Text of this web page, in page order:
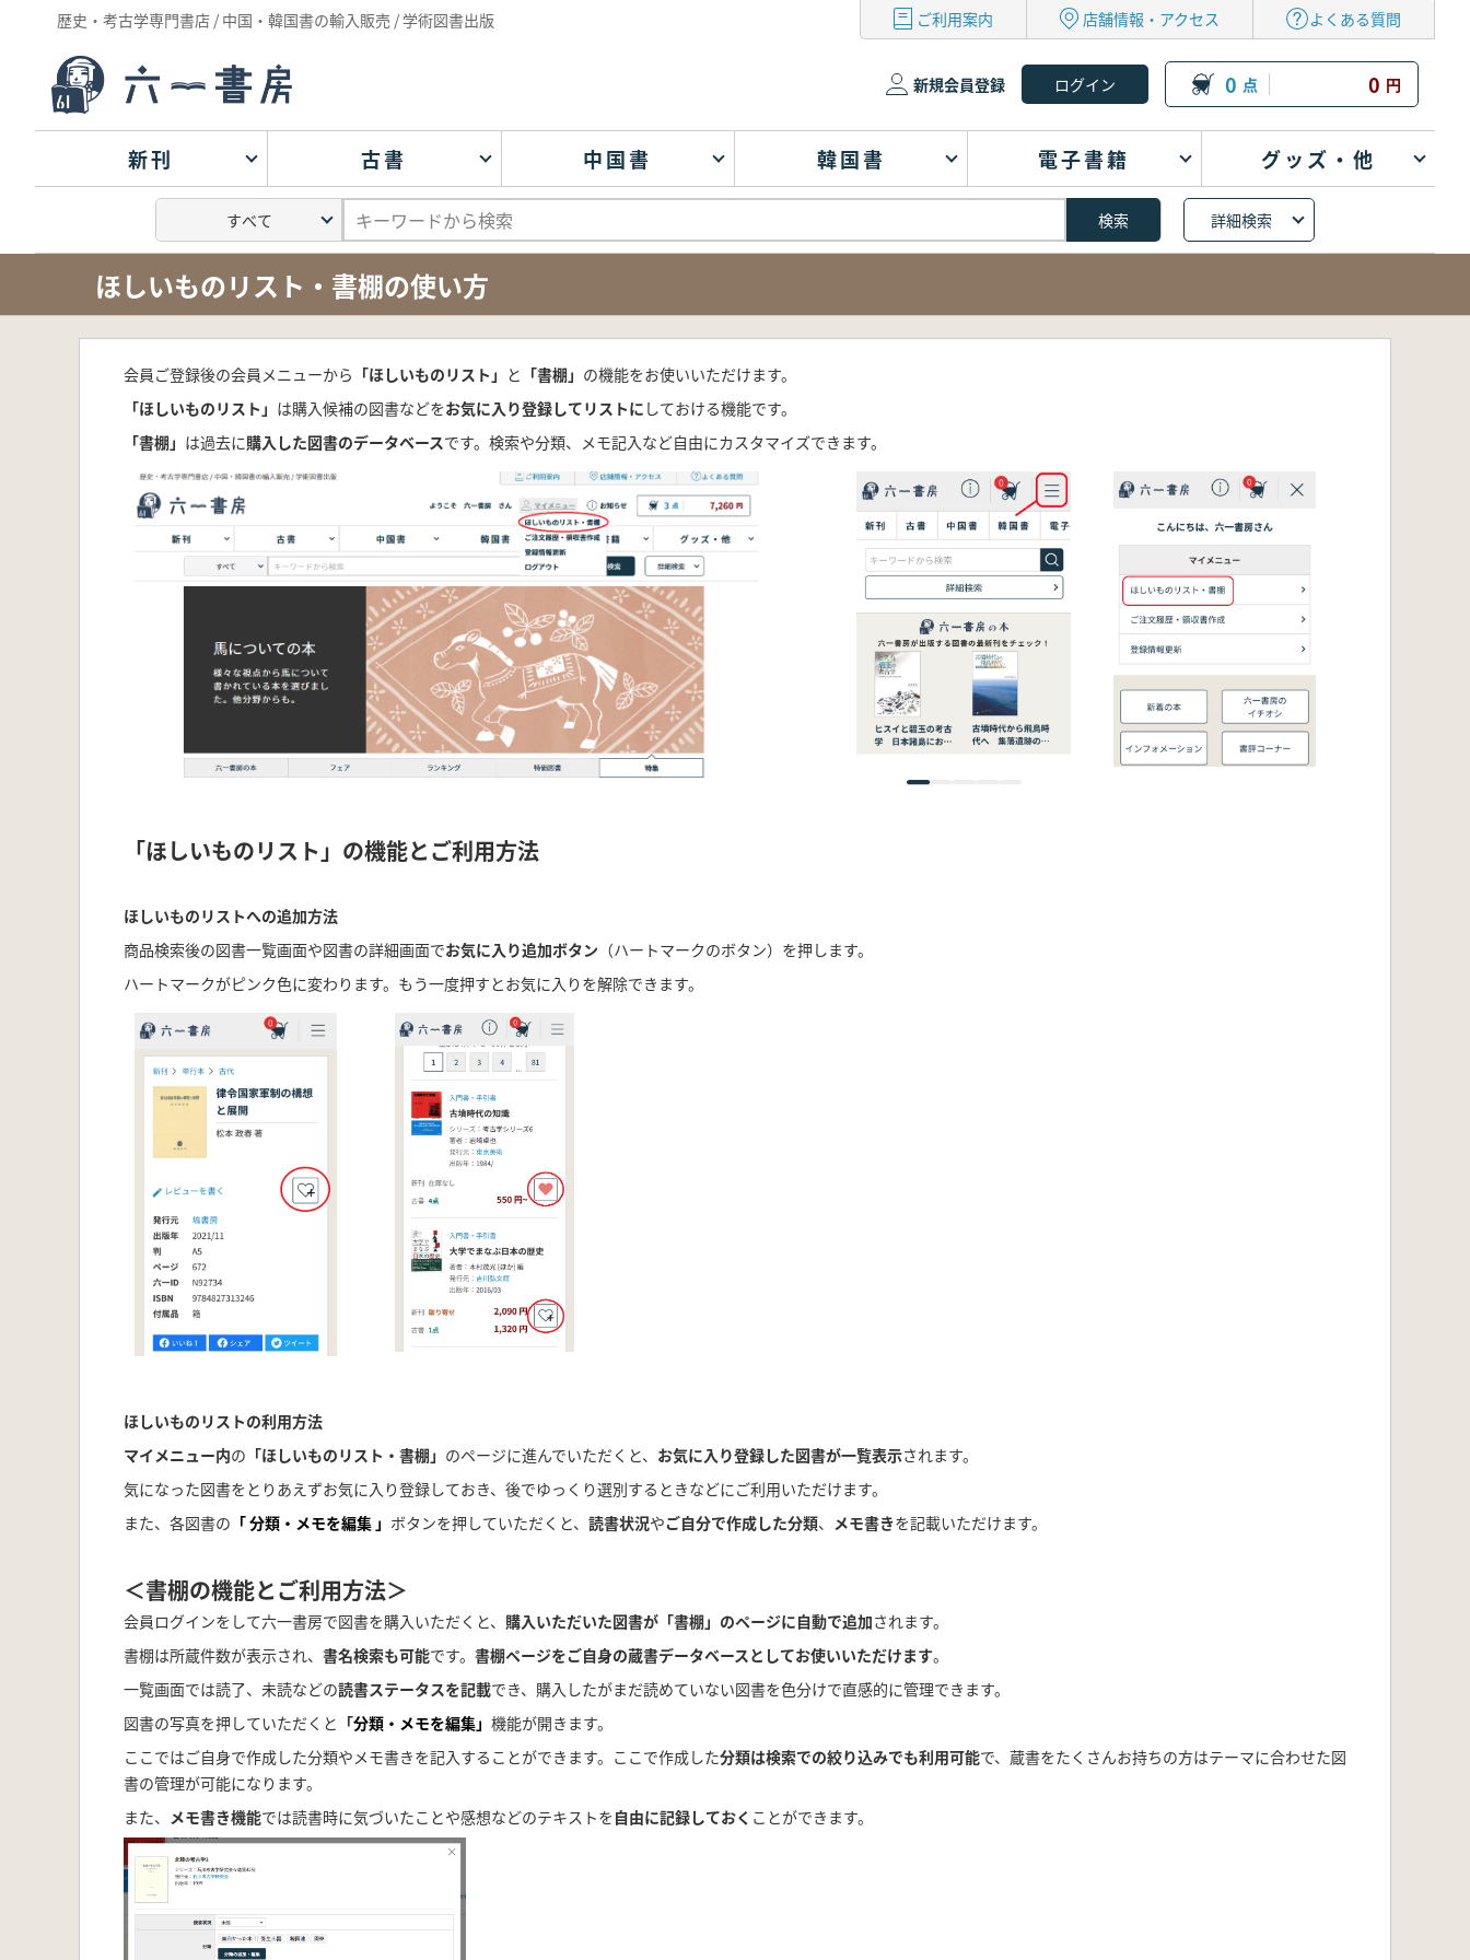
歴史・考古学専門書店 / 中国・韓国書の輸入販売 / 学術図書出版 ご利用案内 店舗情報・アクセス よくある質問
新規会員登録 0 点 0 円
新刊 古書 中国書 韓国書 電子書籍 グッズ・他
詳細検索
ほしいものリスト・書棚の使い方
会員ご登録後の会員メニューから 「ほしいものリスト」 と 「書棚」 の機能をお使いいただけます。
「ほしいものリスト」 は購入候補の図書などをお気に入り登録してリストに しておける機能です。
「書棚」 は過去に購入した図書のデータベースです。検索や分類、メモ記入など自由にカスタマイズできます。
「ほしいものリスト」の機能とご利用方法
ほしいものリストへの追加方法
商品検索後の図書一覧画面や図書の詳細画面でお気に入り追加ボタン （ハートマークのボタン）を押します。
ハートマークがピンク色に変わります。もう一度押すとお気に入りを解除できます。
ほしいものリストの利用方法
マイメニュー内の 「ほしいものリスト・書棚」 のページに進んでいただくと、 お気に入り登録した図書が一覧表示されます。
気になった図書をとりあえずお気に入り登録しておき、後でゆっくり選別するときなどにご利用いただけます。
また、各図書の 「分類・メモを編集 」 ボタンを押していただくと、 読書状況やご自分で作成した分類、 メモ書きを記載いただけます。
＜書棚の機能とご利用方法＞
会員ログインをして六一書房で図書を購入いただくと、 購入いただいた図書が「書棚」のページに自動で追加されます。
書棚は所蔵件数が表示され、 書名検索も可能です。 書棚ページをご自身の蔵書データベースとしてお使いいただけます。
一覧画面では読了、未読などの読書ステータスを記載でき、購入したがまだ読めていない図書を色分けで直感的に管理できます。
図書の写真を押していただくと 「分類・メモを編集」 機能が開きます。
ここではご自身で作成した分類やメモ書きを記入することができます。ここで作成した分類は検索での絞り込みでも利用可能で、蔵書をたくさんお持ちの方はテーマに合わせた図
書の管理が可能になります。
また、 メモ書き機能では読書時に気づいたことや感想などのテキストを自由に記録しておく ことができます。